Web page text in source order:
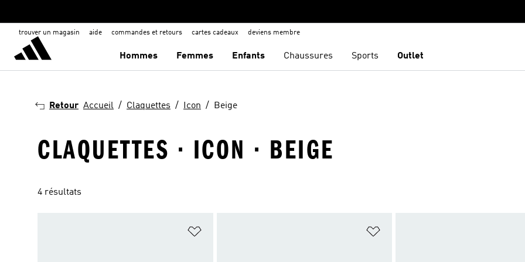
trouver un magasin aide commandes et retours cartes cadeaux deviens membre
Hommes Femmes Enfants Chaussures Sports Outlet
Retour Accueil Claquettes Icon Beige
CLAQUETTES · ICON · BEIGE
4 résultats